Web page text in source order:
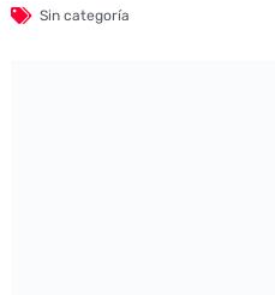
Sin categoría